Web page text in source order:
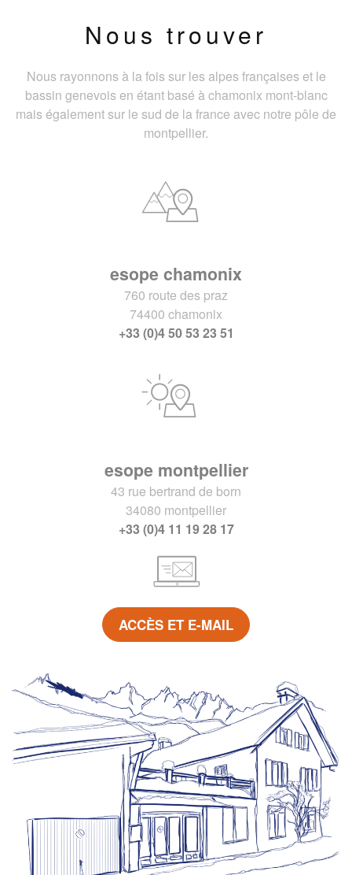
Nous trouver
Nous rayonnons à la fois sur les alpes françaises et le
bassin genevois en étant basé à chamonix mont-blanc
mais également sur le sud de la france avec notre pôle de
montpellier.
esope chamonix
760 route des praz
74400 chamonix
+33 (0)4 50 53 23 51
esope montpellier
43 rue bertrand de born
34080 montpellier
+33 (0)4 11 19 28 17
ACCÈS ET E-MAIL